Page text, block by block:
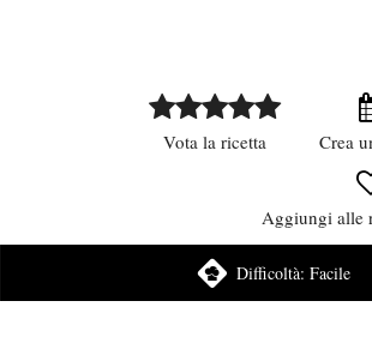
Vota la ricetta Crea
Aggiungi alle
Difficoltà: Facile